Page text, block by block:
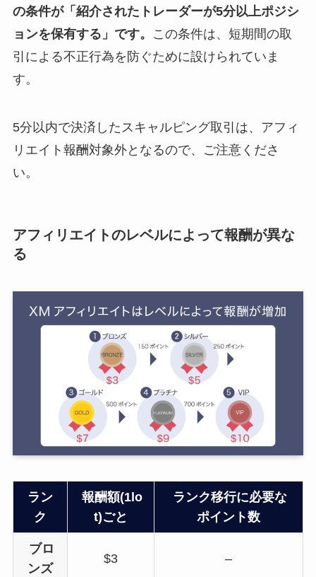
の条件が「紹介されたトレーダーが5分以上ポジシ
ョンを保有する」です。
この条件は、短期間の取
引による不正行為を防ぐために設けられていま
す。
5分以内で決済したスキャルピング取引は、アフィ
リエイト報酬対象外となるので、ご注意くださ
い。
アフィリエイトのレベルによって報酬が異な
る
ラン
ク
報酬額(1lo
t)ごと
ランク移行に必要な
ポイント数
ブロ
ンズ
$3 –